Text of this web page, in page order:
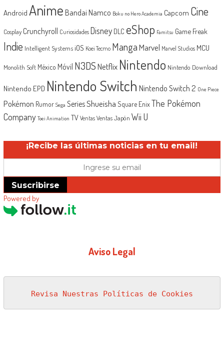
Android Anime Bandai Namco Boku no Hero Academia Capcom Cine
Cosplay Crunchyroll Curiosidades Disney DLC eShop Famitsu Game Freak
Indie Intelligent Systems iOS Koei Tecmo MangaMarvel Marvel Studios MCU
Monolith Soft México Móvil N3DSNetflix Nintendo Nintendo Download
Nintendo EPD Nintendo Switch Nintendo Switch 2 One Piece
Pokémon Rumor Sega SeriesShueisha Square EnixThe Pokémon
Company Toei Animation TV Ventas Ventas Japón Wii U
¡Recibe las últimas noticias en tu email!
Suscribirse
Powered by
Aviso Legal
Revisa Nuestras Políticas de Cookies